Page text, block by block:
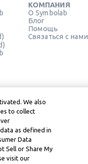
КОМПАНИЯ
О Symbolab
Блог
Помощь
Связаться с нами
We also
to collect
as defined in
Data
Sell or Share My
visit our